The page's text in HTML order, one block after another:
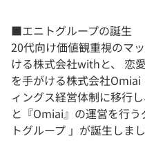
■エニトグループの誕生
20代向け価値観重視のマ
ける株式会社withと、 恋
を手がける株式会社
ィングス経営体制に移行
と『Omiai』の運営を行
トグループ 」が誕生しまし